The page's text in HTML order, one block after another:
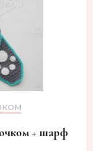
+ шарф